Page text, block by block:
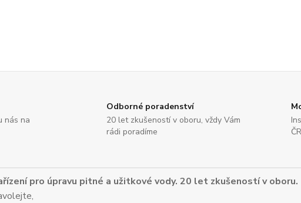
nás na
Odborné poradenství
20 let zkušeností v oboru, vždy Vám
rádi poradíme
ČR
pro úpravu pitné a užitkové vody. 20 let zkušeností v oboru.